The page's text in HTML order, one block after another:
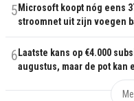
5 Microsoft koopt nóg eens
stroomnet uit zijn voegen
6 Laatste kans op €4.000
augustus, maar de pot kan